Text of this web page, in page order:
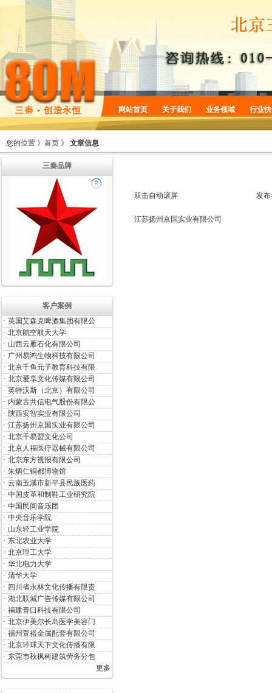
网站首页 关于我们
企业简介
业务领域
商标服务
行业
您的位置 》 首页 》 文章信息
三秦品牌
客户案例
· 英国艾森克啤酒集团有限公
· 北京航空航天大学
· 山西云雁石化有限公司
· 广州易鸿生物科技有限公司
· 北京千鱼元子教育科技有限
· 北京爱享文化传媒有限公司
· 英特沃斯（北京）有限公司
· 内蒙古共信电气股份有限公
· 陕西安智实业有限公司
· 江苏扬州京国实业有限公司
· 北京千易盟文化公司
· 北京人福医疗器械有限公司
· 北京东方视报有限公司
· 朱炳仁铜都博物馆
· 云南玉溪市新平县民族医药
· 中国皮革和制鞋工业研究院
· 中国民间音乐团
· 中央音乐学院
· 山东轻工业学院
· 东北农业大学
· 北京理工大学
· 华北电力大学
· 清华大学
· 四川省永林文化传播有限责
· 湖北联城广告传媒有限公司
· 福建青口科技有限公司
· 北京伊美尔长岛医学美容门
· 福州萱裕金属配套有限公司
· 北京环球天下文化传播有限
· 东莞市秋枫树建筑劳务分包
更多
双击自动滚屏 发布
江苏扬州京国实业有限公司